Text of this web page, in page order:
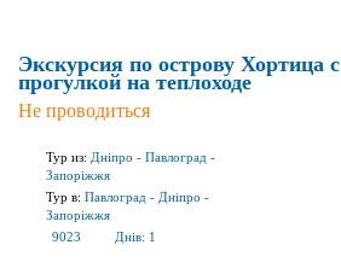
Экскурсия по острову Хортица с
прогулкой на теплоходе
Не проводиться
Тур из: Дніпро - Павлоград -
Запоріжжя
Тур в: Павлоград - Дніпро -
Запоріжжя
9023
Днів: 1